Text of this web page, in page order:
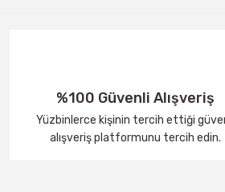
%100 Güvenli Alışveriş
Yüzbinlerce kişinin tercih ettiği
alışveriş platformunu tercih edin.